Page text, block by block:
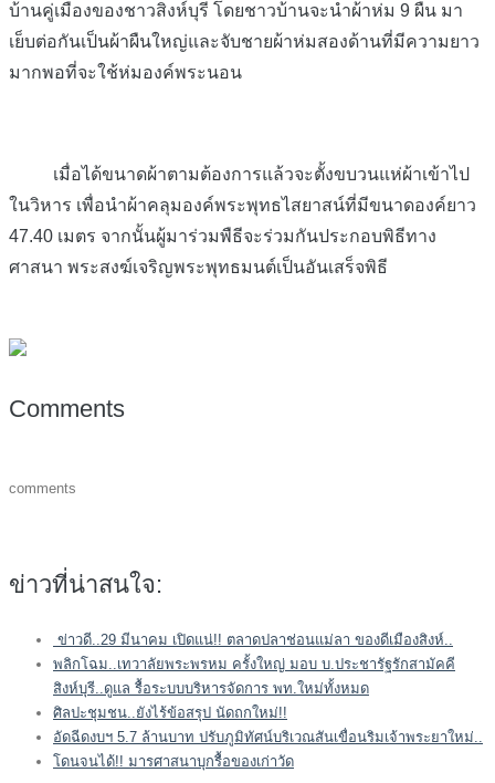
บ้านคู่เมืองของชาวสิงห์บุรี โดยชาวบ้านจะนำผ้าห่ม 9 ผืน มา
เย็บต่อกันเป็นผ้าผืนใหญ่และจับชายผ้าห่มสองด้านที่มีความยาว
มากพอที่จะใช้ห่มองค์พระนอน
เมื่อได้ขนาดผ้าตามต้องการแล้วจะตั้งขบวนแห่ผ้าเข้าไป
ในวิหาร เพื่อนำผ้าคลุมองค์พระพุทธไสยาสน์ที่มีขนาดองค์ยาว
47.40 เมตร จากนั้นผู้มาร่วมพืธีจะร่วมกันประกอบพิธีทาง
ศาสนา พระสงฆ์เจริญพระพุทธมนต์เป็นอันเสร็จพิธี
Comments
comments
ข่าวที่น่าสนใจ:
ข่าวดี..29 มีนาคม เปิดแน่!! ตลาดปลาช่อนแม่ลา ของดีเมืองสิงห์..
พลิกโฉม..เทวาลัยพระพรหม ครั้งใหญ่ มอบ บ.ประชารัฐรักสามัคคี
สิงห์บุรี..ดูแล รื้อระบบบริหารจัดการ พท.ใหม่ทั้งหมด
ศิลปะชุมชน..ยังไร้ข้อสรุป นัดถกใหม่!!
อัดฉีดงบฯ 5.7 ล้านบาท ปรับภูมิทัศน์บริเวณสันเขื่อนริมเจ้าพระยาใหม่..
โดนจนได้!! มารศาสนาบุกรื้อของเก่าวัด